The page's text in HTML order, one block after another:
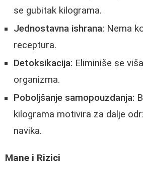
se gubitak kilograma.
Jednostavna ishrana: Nema
receptura.
Detoksikacija: Eliminiše se
organizma.
Poboljšanje samopouzdanja:
kilograma motivira za dalje
navika.
Mane i Rizici